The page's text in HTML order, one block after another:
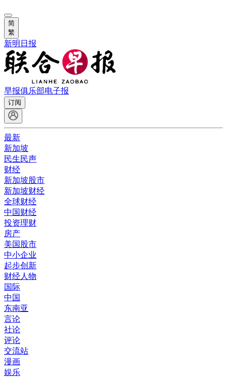
简
繁
新明日报
早报俱乐部电子报
订阅
最新
新加坡
民生民声
财经
新加坡股市
新加坡财经
全球财经
中国财经
投资理财
房产
美国股市
中小企业
起步创新
财经人物
国际
中国
东南亚
言论
社论
评论
交流站
漫画
娱乐